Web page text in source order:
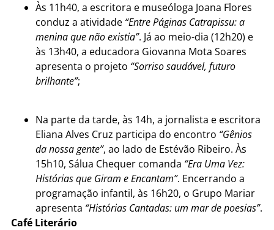
Às 11h40, a escritora e museóloga Joana Flores
conduz a atividade “Entre Páginas Catrapissu: a
menina que não existia”. Já ao meio-dia (12h20) e
às 13h40, a educadora Giovanna Mota Soares
apresenta o projeto “Sorriso saudável, futuro
brilhante”;
Na parte da tarde, às 14h, a jornalista e escritora
Eliana Alves Cruz participa do encontro “Gênios
da nossa gente”, ao lado de Estévão Ribeiro. Às
15h10, Sálua Chequer comanda “Era Uma Vez:
Histórias que Giram e Encantam”. Encerrando a
programação infantil, às 16h20, o Grupo Mariar
apresenta “Histórias Cantadas: um mar de poesias”.
Café Literário